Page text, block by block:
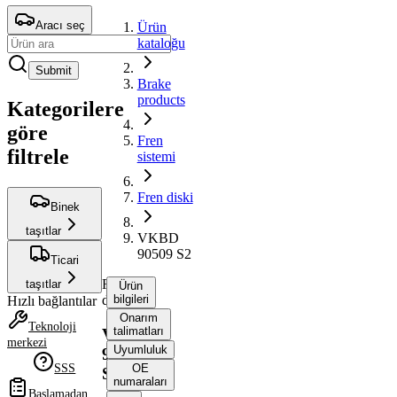
Aracı seç
Submit
Kategorilere
göre
filtrele
Binek
taşıtlar
Ticari
taşıtlar
Hızlı bağlantılar
Teknoloji
merkezi
SSS
Başlamadan
Ürün
kataloğu
Brake
products
Fren
sistemi
Fren diski
VKBD
90509 S2
Fren
diski
VKBD
90509
S2
Ürün
bilgileri
Onarım
talimatları
Uyumluluk
OE
numaraları